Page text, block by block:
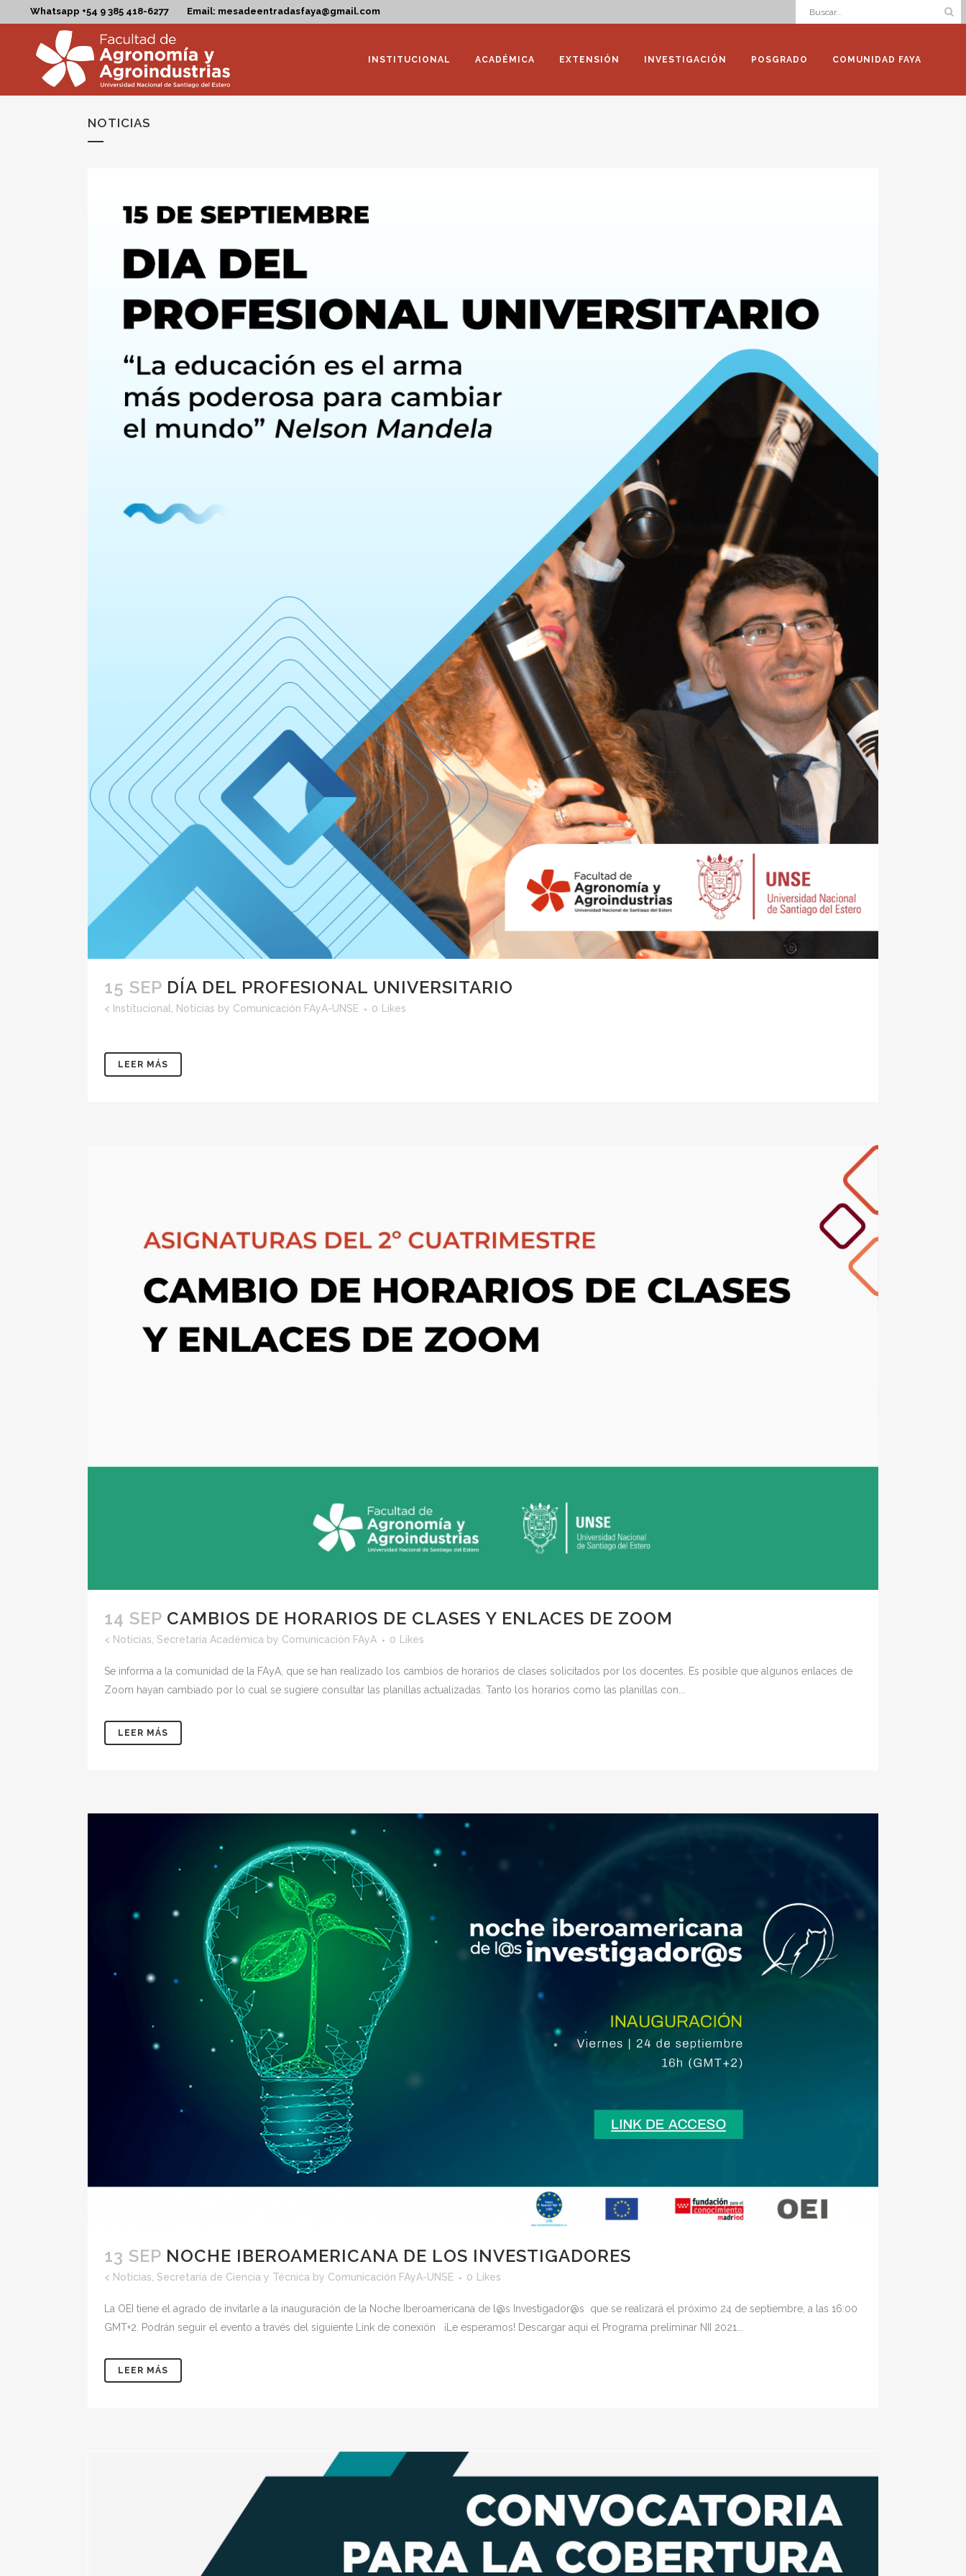
Email: mesadeentradasfaya@gmail.com
Whatsapp +54 9 385 418-6277
INSTITUCIONAL ACADÉMICA EXTENSIÓN INVESTIGACIÓN POSGRADO COMUNIDAD FAYA
NOTICIAS
15 SEP DÍA DEL PROFESIONAL UNIVERSITARIO
< Institucional Noticias by Comunicación FAyA-UNSE 0 Likes
LEER MÁS
14 SEP CAMBIOS DE HORARIOS DE CLASES Y ENLACES DE ZOOM
< Noticias Secretaría Académica by Comunicación FAyA 0 Likes
Se informa a la comunidad de la FAyA, que se han realizado los cambios de horarios de clases solicitados por los docentes. Es posible que algunos enlaces de
Zoom hayan cambiado por lo cual se sugiere consultar las planillas actualizadas. Tanto los horarios como las planillas con...
LEER MÁS
13 SEP NOCHE IBEROAMERICANA DE LOS INVESTIGADORES
< Noticias Secretaría de Ciencia y Técnica by Comunicación FAyA-UNSE 0 Likes
La OEI tiene el agrado de invitarle a la inauguración de la Noche Iberoamericana de l@s Investigador@s que se realizará el próximo 24 de septiembre, a las 16:00
GMT+2. Podrán seguir el evento a través del siguiente Link de conexión ¡Le esperamos! Descargar aquí el Programa preliminar NII 2021...
LEER MÁS